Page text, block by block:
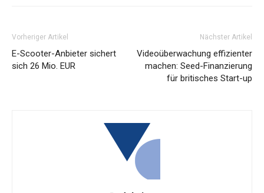
Vorheriger Artikel
E-Scooter-Anbieter sichert
sich 26 Mio. EUR
Nächster Artikel
Videoüberwachung effizienter
machen: Seed-Finanzierung
für britisches Start-up